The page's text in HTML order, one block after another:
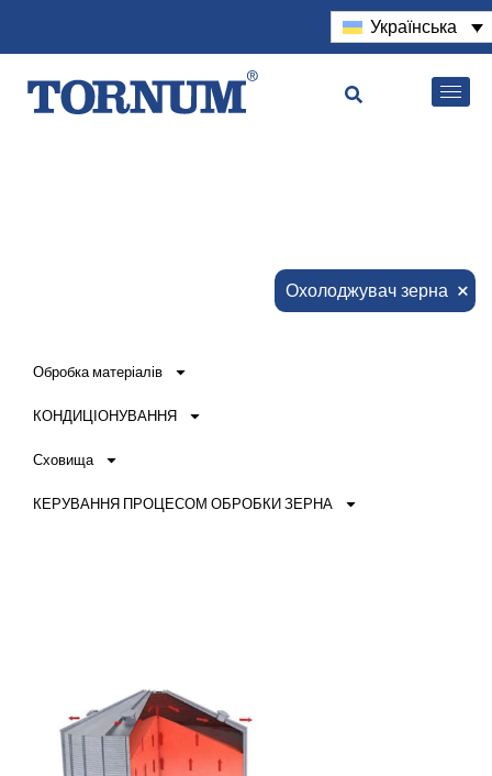
Українська
Охолоджувач зерна ×
Обробка матеріалів
КОНДИЦІОНУВАННЯ
Сховища
КЕРУВАННЯ ПРОЦЕСОМ ОБРОБКИ ЗЕРНА